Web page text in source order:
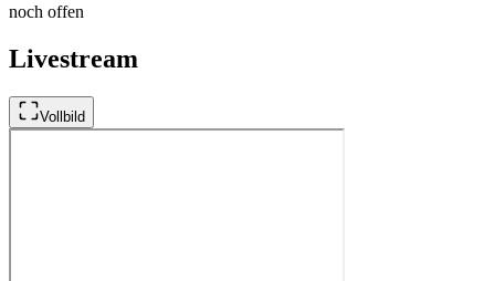
noch offen
Livestream
Vollbild